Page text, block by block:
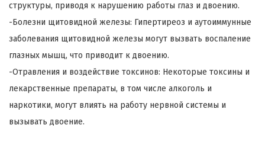
структуры, приводя к нарушению работы глаз и двоению.
-Болезни щитовидной железы: Гипертиреоз и аутоиммунные
заболевания щитовидной железы могут вызвать воспаление
глазных мышц, что приводит к двоению.
-Отравления и воздействие токсинов: Некоторые токсины и
лекарственные препараты, в том числе алкоголь и
наркотики, могут влиять на работу нервной системы и
вызывать двоение.